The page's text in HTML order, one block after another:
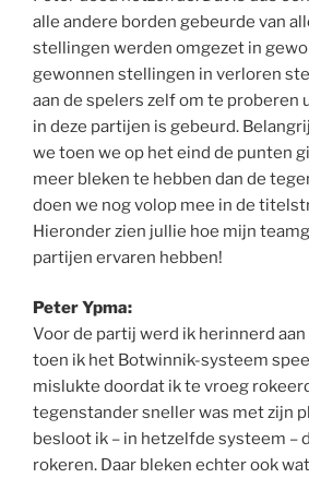
alle andere borden gebeurde van
stellingen werden omgezet in
gewonnen stellingen in verloren
aan de spelers zelf om te proberen
in deze partijen is gebeurd.
we toen we op het eind de punten
meer bleken te hebben dan de
doen we nog volop mee in de
Hieronder zien jullie hoe mijn
partijen ervaren hebben!
Peter Ypma:
Voor de partij werd ik herinnerd
toen ik het Botwinnik-systeem
mislukte doordat ik te vroeg
tegenstander sneller was met zijn
besloot ik – in hetzelfde systeem –
rokeren. Daar bleken echter ook